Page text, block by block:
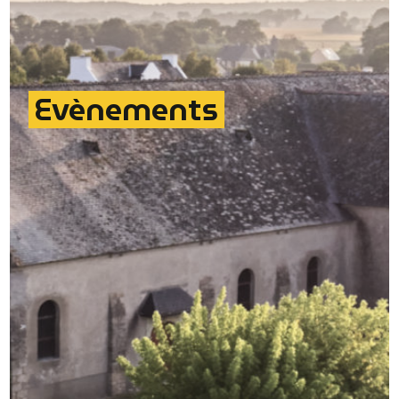
Evènements